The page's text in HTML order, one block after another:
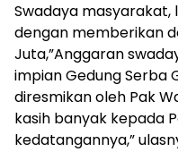
Swadaya masyarakat,
dengan memberikan
Juta,”Anggaran
impian Gedung Serba
diresmikan oleh Pak
kasih banyak kepada
kedatangannya,”